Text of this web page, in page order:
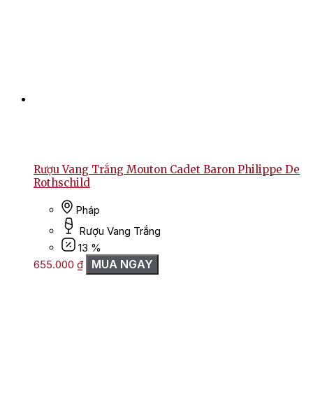
Rượu Vang Trắng Mouton Cadet Baron Philippe De
Rothschild
Pháp
Rượu Vang Trắng
13 %
655.000 ₫ MUA NGAY